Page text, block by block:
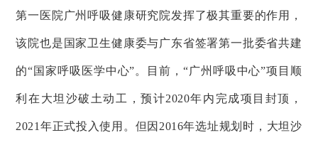
第一医院广州呼吸健康研究院发挥了极其重要的作用，
该院也是国家卫生健康委与广东省签署第一批委省共建
的“国家呼吸医学中心”。目前，“广州呼吸中心”项目顺
利在大坦沙破土动工，预计2020年内完成项目封顶，
2021年正式投入使用。但因2016年选址规划时，大坦沙